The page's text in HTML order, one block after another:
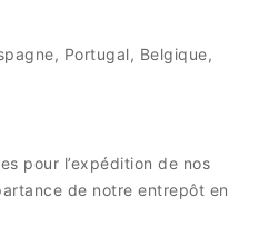
Portugal, Belgique,
pour l’expédition de nos
de notre entrepôt en